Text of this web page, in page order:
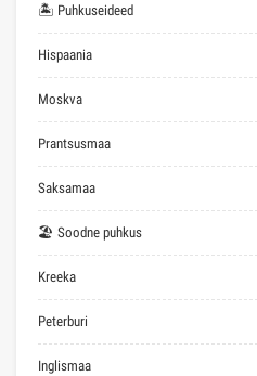
🏝 Puhkuseideed
Hispaania
Moskva
Prantsusmaa
Saksamaa
🏖 Soodne puhkus
Kreeka
Peterburi
Inglismaa